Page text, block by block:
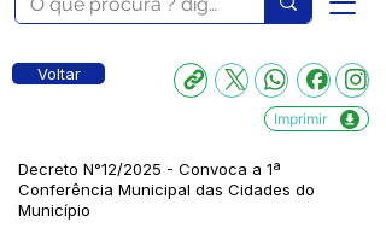
Voltar
Imprimir
Decreto N°12/2025 - Convoca a 1ª
Conferência Municipal das Cidades do
Município